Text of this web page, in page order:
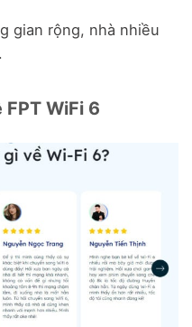
gian rộng, nhà nhiều
WiFi 6